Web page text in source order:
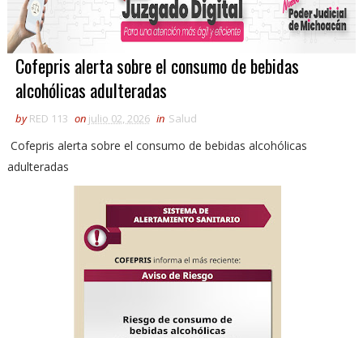
Cofepris alerta sobre el consumo de bebidas
alcohólicas adulteradas
by RED 113 on julio 02, 2026 in Salud
Cofepris alerta sobre el consumo de bebidas alcohólicas
adulteradas